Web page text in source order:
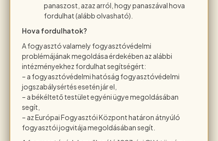
panaszost, azaz arról, hogy panaszával hova
fordulhat (alább olvasható).
Hova fordulhatok?
A fogyasztó valamely fogyasztóvédelmi
problémájának megoldása érdekében az alábbi
intézményekhez fordulhat segítségért:
– a fogyasztóvédelmi hatóság fogyasztóvédelmi
jogszabálysértés esetén jár el,
– a békéltető testület egyéni ügye megoldásában
segít,
– az Európai Fogyasztói Központ határon átnyúló
fogyasztói jogvitája megoldásában segít.